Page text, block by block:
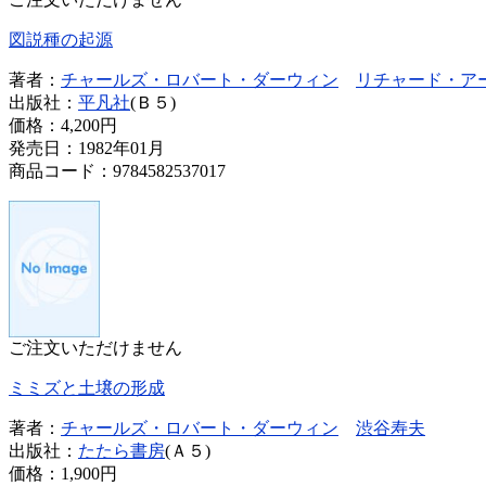
図説種の起源
著者： チャールズ・ロバート・ダーウィン リチャード・ア
出版社： 平凡社(Ｂ５)
価格： 4,200円
発売日：1982年01月
商品コード：9784582537017
ご注文いただけません
ミミズと土壌の形成
著者： チャールズ・ロバート・ダーウィン
渋谷寿夫
出版社： たたら書房(Ａ５)
価格： 1,900円